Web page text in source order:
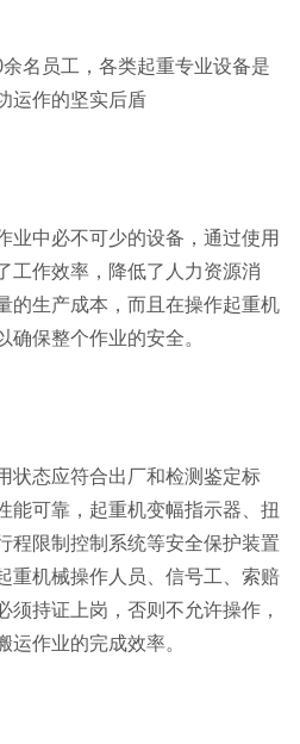
名员工，各类起重专业设备是
运作的坚实后盾
业中必不可少的设备，通过使用
工作效率，降低了人力资源消
的生产成本，而且在操作起重机
保整个作业的安全。
状态应符合出厂和检测鉴定标
能可靠，起重机变幅指示器、扭
程限制控制系统等安全保护装置
重机械操作人员、信号工、索赔
持证上岗，否则不允许操作，
作业的完成效率。